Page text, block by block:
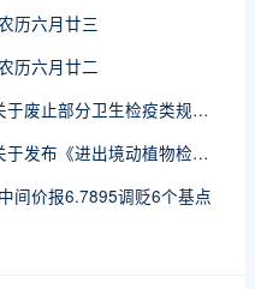
历六月廿三
历六月廿二
海关总署公告2026年第112号（关于废止部分卫生检疫类规范性文件的公告）
海关总署公告2026年第111号（关于发布《进出境动植物检疫处理监督管理工作规定》《进出境卫生处理监督管理工作规定》的公告）
间价报6.7895调贬6个基点